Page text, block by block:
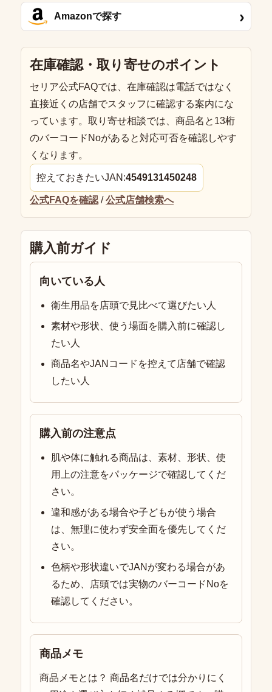
Amazonで探す ›
在庫確認・取り寄せのポイント
セリア公式FAQでは、在庫確認は電話ではなく
直接近くの店舗でスタッフに確認する案内にな
っています。取り寄せ相談では、商品名と13桁
のバーコードNoがあると対応可否を確認しやす
くなります。
控えておきたいJAN:4549131450248
公式FAQを確認 /公式店舗検索へ
購入前ガイド
向いている人
衛生用品を店頭で見比べて選びたい人
素材や形状、使う場面を購入前に確認し
たい人
商品名やJANコードを控えて店舗で確認
したい人
購入前の注意点
肌や体に触れる商品は、素材、形状、使
用上の注意をパッケージで確認してくだ
さい。
違和感がある場合や子どもが使う場合
は、無理に使わず安全面を優先してくだ
さい。
色柄や形状違いでJANが変わる場合があ
るため、店頭では実物のバーコードNoを
確認してください。
商品メモ
商品メモとは？ 商品名だけでは分かりにく